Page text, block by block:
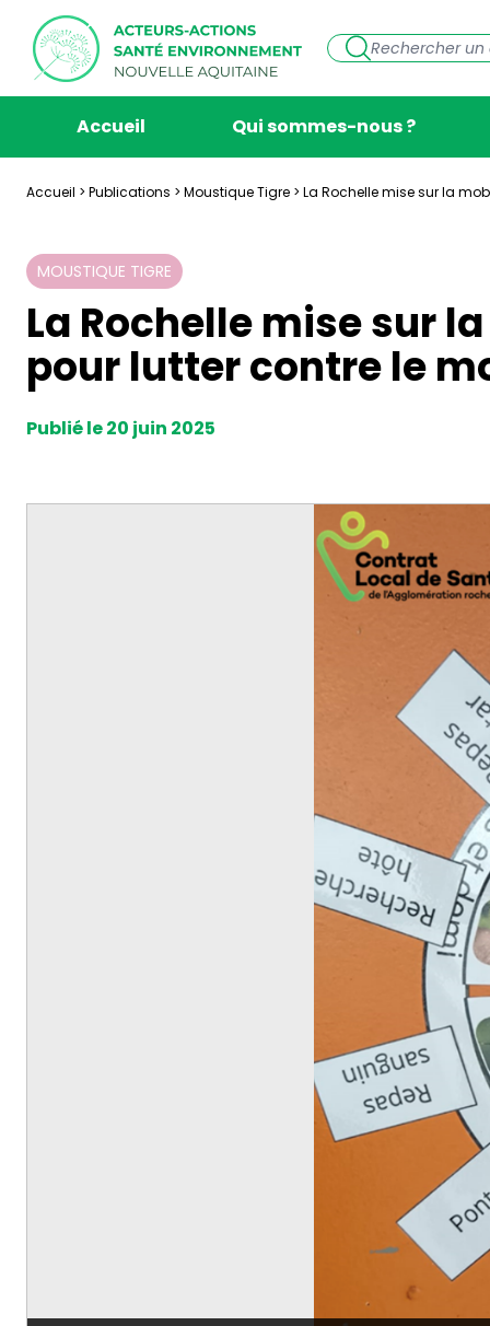
Accueil Qui sommes-nous ?
Accueil > Publications > Moustique Tigre > La Rochelle mise sur la
MOUSTIQUE TIGRE
La Rochelle mise sur
pour lutter contre le
Publié le 20 juin 2025